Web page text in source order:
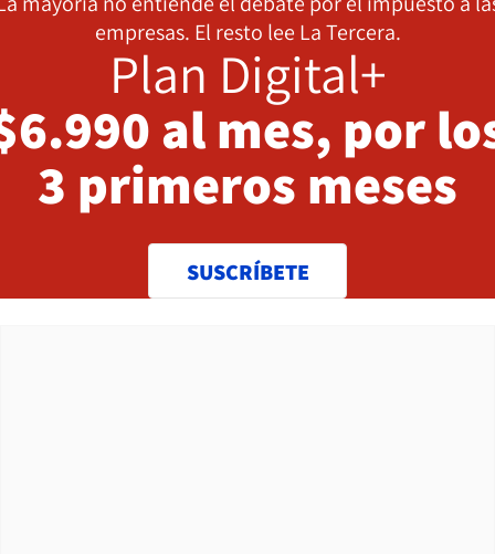
empresas. El resto lee La Tercera.
Plan Digital+
al mes, por
3 primeros meses
SUSCRÍBETE